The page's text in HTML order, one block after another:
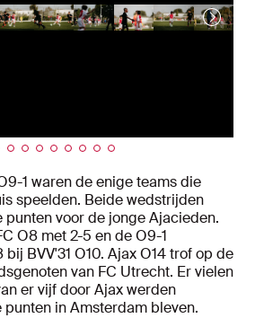
1 waren de enige teams die
speelden. Beide wedstrijden
voor de jonge Ajacieden.
O8 met 2-5 en de O9-1
BVV'31 O10. Ajax O14 trof op de
van FC Utrecht. Er vielen
er vijf door Ajax werden
in Amsterdam bleven.